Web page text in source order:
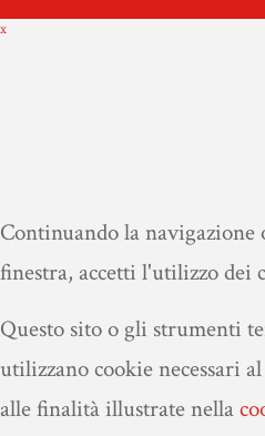
x
Continuando la navigazione
finestra, accetti l'utilizzo dei
Questo sito o gli strumenti
utilizzano cookie necessari
alle finalità illustrate nella